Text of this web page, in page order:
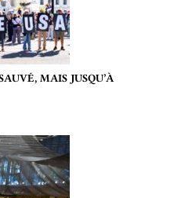
MAIS JUSQU’À